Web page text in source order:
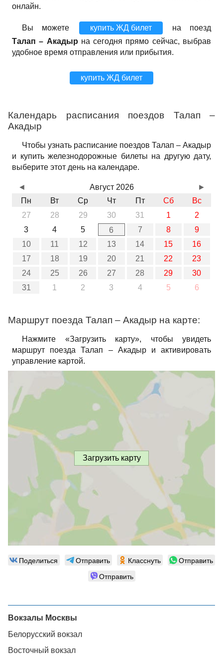
онлайн.
Вы можете купить ЖД билет
на поезд
Талап – Акадыр на сегодня прямо сейчас, выбрав
удобное время отправления или прибытия.
купить ЖД билет
Календарь расписания поездов Талап –
Акадыр
Чтобы узнать расписание поездов Талап – Акадыр
и купить железнодорожные билеты на другую дату,
выберите этот день на календаре.
Август 2026
Пн
Вт Ср Чт Пт Сб
Вс
27
28 29 30 31 1
2
3
4 5 6 7 8
9
10
11 12 13 14 15
16
17
18 19 20 21 22
23
24
25 26 27 28 29
30
31
1 2 3 4 5 6
◄ ►
Маршрут поезда Талап – Акадыр на карте:
Нажмите «Загрузить карту», чтобы увидеть
маршрут поезда Талап – Акадыр и активировать
управление картой.
Загрузить карту
Поделиться Отправить Класснуть
Отправить
Отправить
Вокзалы Москвы
Белорусский вокзал
Восточный вокзал